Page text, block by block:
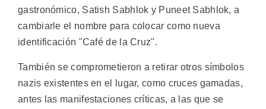
gastronómico, Satish Sabhlok y Puneet Sabhlok, a
cambiarle el nombre para colocar como nueva
identificación "Café de la Cruz".
También se comprometieron a retirar otros símbolos
nazis existentes en el lugar, como cruces gamadas,
antes las manifestaciones críticas, a las que se